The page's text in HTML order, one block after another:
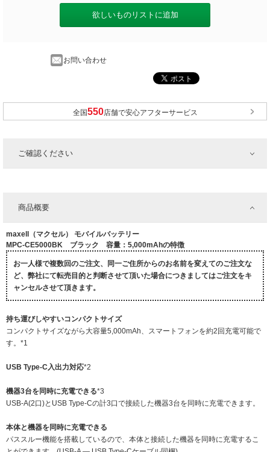
欲しいものリストに追加
お問い合わせ
全国 店舗で安心アフターサービス
ご確認ください
商品概要
maxell（マクセル） モバイルバッテリー
MPC-CE5000BK ブラック 容量：5,000mAhの特徴
お一人様で複数回のご注文、同一ご住所からのお名前を変えてのご注文な
ど、弊社にて転売目的と判断させて頂いた場合につきましてはご注文をキ
ャンセルさせて頂きます。
持ち運びしやすいコンパクトサイズ
コンパクトサイズながら大容量5,000mAh、スマートフォンを約2回充電可能で
す。*1
USB Type-C入出力対応*2
機器3台を同時に充電できる*3
USB-A(2口)とUSB Type-Cの計3口で接続した機器3台を同時に充電できます。
本体と機器を同時に充電できる
パススルー機能を搭載しているので、本体と接続した機器を同時に充電するこ